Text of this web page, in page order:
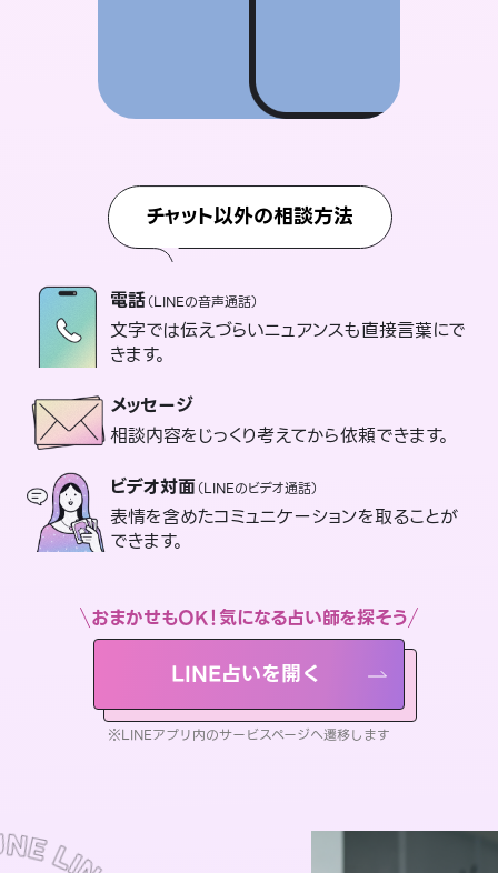
チャット以外の相談方法
電話（LINEの音声通話）
文字では伝えづらいニュアンスも直接言葉にで
きます。
メッセージ
相談内容をじっくり考えてから依頼できます。
ビデオ対面（LINEのビデオ通話）
表情を含めたコミュニケーションを取ることが
できます。
おまかせもOK！気になる占い師を探そう
LINE占いを開く
※LINEアプリ内のサービスページへ遷移します